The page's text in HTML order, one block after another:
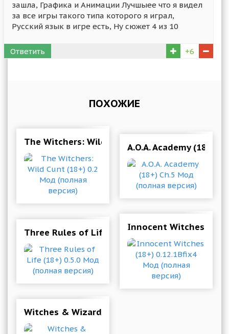
зашла, Графика и Анимации Лучшыее что я видел
за все игры такого типа которого я играл,
Русский язык в игре есть, Ну сюжет 4 из 10
Ответить +6
ПОХОЖИЕ
The Witchers: Wild Cunt (18+) 0.2 Мод (полная
A.O.A. Academy (18+)
Three Rules of Life (18+) 0.5.0 Мод (полная
Innocent Witches
Witches & Wizards